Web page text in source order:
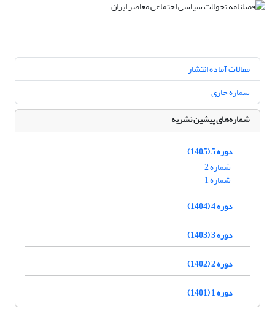
مقالات آماده انتشار
شماره جاری
شماره‌های پیشین نشریه
دوره 5 (1405)
شماره 2
شماره 1
دوره 4 (1404)
دوره 3 (1403)
دوره 2 (1402)
دوره 1 (1401)